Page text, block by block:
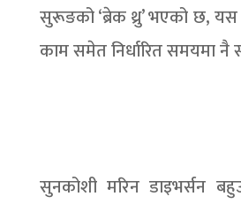
सुरूङको ‘ब्रेक थ्रु’ भएको छ,
काम समेत निर्धारित समयमा नै
सुनकोशी मरिन डाइभर्सन